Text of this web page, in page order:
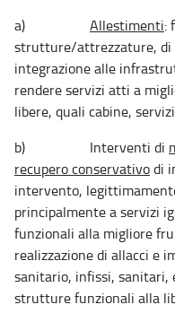
a) Allestimenti:
strutture/attrezzature, di
integrazione alle
rendere servizi atti a
libere, quali cabine,
b) Interventi di
recupero conservativodi
intervento,
principalmente a servizi
funzionali alla migliore
realizzazione di allacci e
sanitario, infissi, sanitari,
strutture funzionali alla